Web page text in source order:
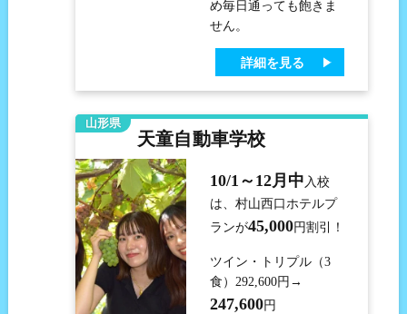
め毎日通っても飽きま
せん。
詳細を見る
山形県
天童自動車学校
10/1～12月中 入校
は、村山西口ホテルプ
ランが45,000円割引！
ツイン・トリプル（3
食）292,600円→
247,600円